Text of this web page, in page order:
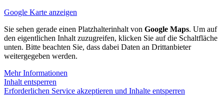
Google Karte anzeigen
Sie sehen gerade einen Platzhalterinhalt von Google Maps. Um auf
den eigentlichen Inhalt zuzugreifen, klicken Sie auf die Schaltfläche
unten. Bitte beachten Sie, dass dabei Daten an Drittanbieter
weitergegeben werden.
Mehr Informationen
Inhalt entsperren
Erforderlichen Service akzeptieren und Inhalte entsperren